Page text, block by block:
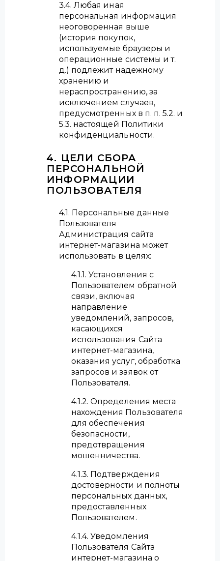
3.4. Любая иная
персональная информация
неоговоренная выше
(история покупок,
используемые браузеры и
операционные системы и т.
д.) подлежит надежному
хранению и
нераспространению, за
исключением случаев,
предусмотренных в п. п. 5.2. и
5.3. настоящей Политики
конфиденциальности.
4. ЦЕЛИ СБОРА
ПЕРСОНАЛЬНОЙ
ИНФОРМАЦИИ
ПОЛЬЗОВАТЕЛЯ
4.1. Персональные данные
Пользователя
Администрация сайта
интернет-магазина может
использовать в целях:
4.1.1. Установления с
Пользователем обратной
связи, включая
направление
уведомлений, запросов,
касающихся
использования Сайта
интернет-магазина,
оказания услуг, обработка
запросов и заявок от
Пользователя.
4.1.2. Определения места
нахождения Пользователя
для обеспечения
безопасности,
предотвращения
мошенничества.
4.1.3. Подтверждения
достоверности и полноты
персональных данных,
предоставленных
Пользователем.
4.1.4. Уведомления
Пользователя Сайта
интернет-магазина о